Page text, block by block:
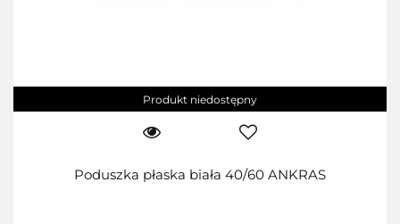
Produkt niedostępny
Poduszka płaska biała 40/60 ANKRAS